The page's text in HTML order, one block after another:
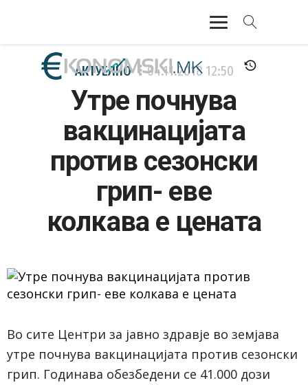
АКТУЕЛНО
ЕКОНОМИЈА
ФИНАНСИИ
БАНКАРСТВО
АКТУЕЛНО 04.11.2018 12:50
Утре почнува
вакцинацијата
против сезонски
грип- еве
колкава е цената
Во сите Центри за јавно здравје во земјава
утре почнува вакцинацијата против сезонски
грип. Годинава обезбедени се 41.000 дози